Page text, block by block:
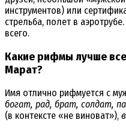
инструментов) или
стрельба, полет в
всего.
Какие рифмы лучше
Марат?
Имя отлично рифмуется с
богат, рад, брат, солдат,
(в контексте «не виноват»),